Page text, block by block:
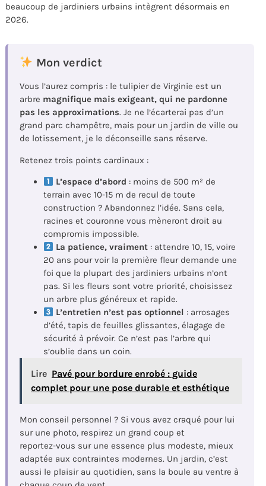
beaucoup de jardiniers urbains intègrent désormais en
2026.
Mon verdict
Vous l’aurez compris : le tulipier de Virginie est un
arbre magnifique mais exigeant, qui ne pardonne
pas les approximations. Je ne l’écarterai pas d’un
grand parc champêtre, mais pour un jardin de ville ou
de lotissement, je le déconseille sans réserve.
Retenez trois points cardinaux :
L’espace d’abord : moins de 500 m² de
terrain avec 10‑15 m de recul de toute
construction ? Abandonnez l’idée. Sans cela,
racines et couronne vous mèneront droit au
compromis impossible.
La patience, vraiment : attendre 10, 15, voire
20 ans pour voir la première fleur demande une
foi que la plupart des jardiniers urbains n’ont
pas. Si les fleurs sont votre priorité, choisissez
un arbre plus généreux et rapide.
L’entretien n’est pas optionnel : arrosages
d’été, tapis de feuilles glissantes, élagage de
sécurité à prévoir. Ce n’est pas l’arbre qui
s’oublie dans un coin.
Lire Pavé pour bordure enrobé : guide
complet pour une pose durable et esthétique
Mon conseil personnel ? Si vous avez craqué pour lui
sur une photo, respirez un grand coup et
reportez‑vous sur une essence plus modeste, mieux
adaptée aux contraintes modernes. Un jardin, c’est
aussi le plaisir au quotidien, sans la boule au ventre à